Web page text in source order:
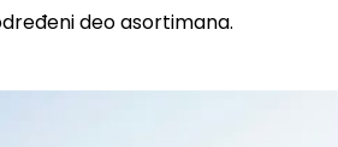
deo asortimana.